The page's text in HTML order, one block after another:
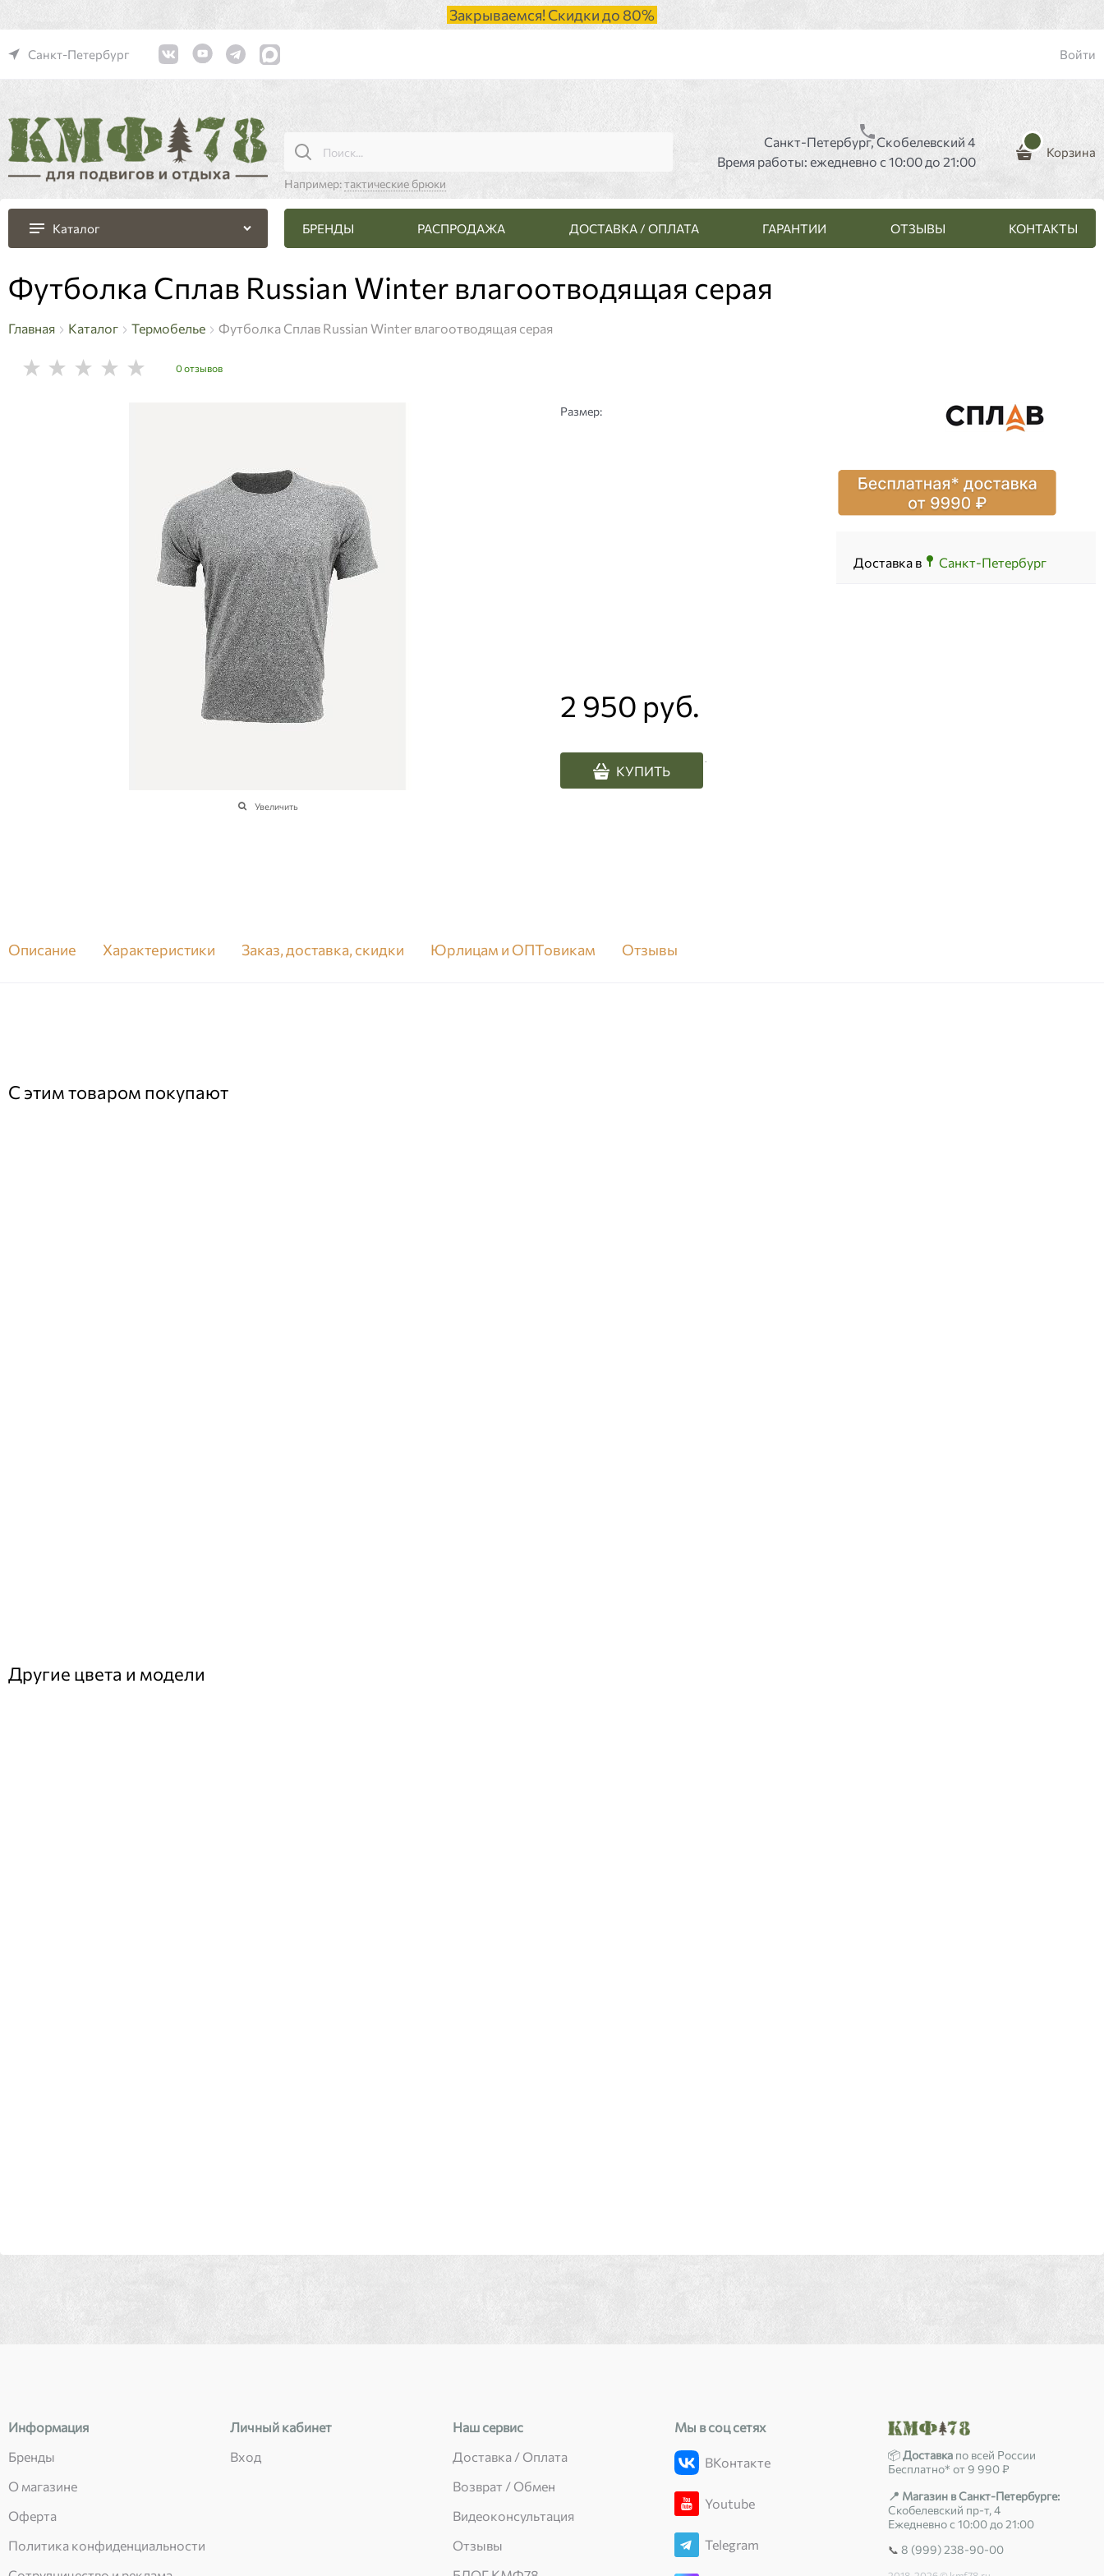
Закрываемся! Скидки до 80%
Санкт-Петербург Войти
Например:тактические брюки
Санкт-Петербург, Скобелевский 4
Время работы: ежедневно с 10:00 до 21:00
Корзина
Каталог БРЕНДЫ РАСПРОДАЖА ДОСТАВКА / ОПЛАТА ГАРАНТИИ ОТЗЫВЫ КОНТАКТЫ
Футболка Сплав Russian Winter влагоотводящая серая
Главная Каталог Термобелье Футболка Сплав Russian Winter влагоотводящая серая
0 отзывов
Увеличить
Размер:
2 950 руб.
КУПИТЬ
Доставка в Санкт-Петербург
Описание Характеристики Заказ, доставка, скидки Юрлицам и ОПТовикам Отзывы
С этим товаром покупают
Другие цвета и модели
Информация
Бренды
О магазине
Оферта
Политика конфиденциальности
Личный кабинет
Вход
Наш сервис
Доставка / Оплата
Возврат / Обмен
Видеоконсультация
Отзывы
Мы в соц сетях
ВКонтакте
Youtube
Telegram
📦Доставка по всей России
Бесплатно* от 9 990 ₽
📍 Магазин в Санкт-Петербурге:
Скобелевский пр-т, 4
Ежедневно с 10:00 до 21:00
📞 8 (999) 238-90-00